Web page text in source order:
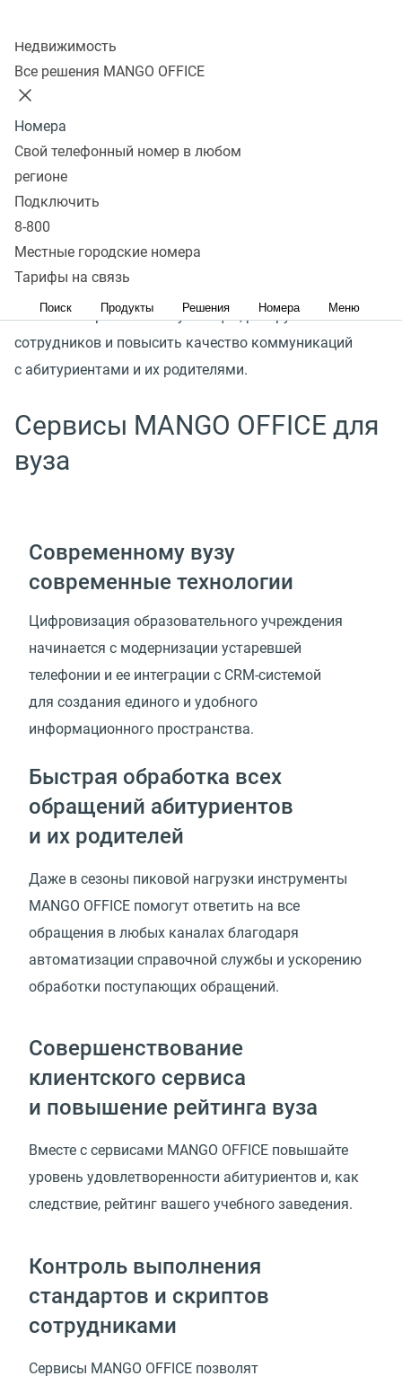
Недвижимость
Все решения MANGO OFFICE
Номера
Свой телефонный номер в любом
регионе
Подключить
8-800
Местные городские номера
Тарифы на связь
Поиск Продукты Решения Номера Меню
Организация работы приемной комиссии учебного
заведения связана с необходимостью постоянной
коммуникации и качественной обработкой большого
потока входящих вопросов и информации. Важно
не потерять ни одного запроса, ведь от этого зависит
выполнение плана по набору абитуриентов и рейтинг
вуза.
Комплекс инструментов MANGO OFFICE поможет
реализовать единое цифровое пространство,
автоматизировать консультации, разгрузить
сотрудников и повысить качество коммуникаций
с абитуриентами и их родителями.
Сервисы MANGO OFFICE для
вуза
Современному вузу
современные технологии
Цифровизация образовательного учреждения
начинается с модернизации устаревшей
телефонии и ее интеграции с CRM-системой
для создания единого и удобного
информационного пространства.
Быстрая обработка всех
обращений абитуриентов
и их родителей
Даже в сезоны пиковой нагрузки инструменты
MANGO OFFICE помогут ответить на все
обращения в любых каналах благодаря
автоматизации справочной службы и ускорению
обработки поступающих обращений.
Совершенствование
клиентского сервиса
и повышение рейтинга вуза
Вместе с сервисами MANGO OFFICE повышайте
уровень удовлетворенности абитуриентов и, как
следствие, рейтинг вашего учебного заведения.
Контроль выполнения
стандартов и скриптов
сотрудниками
Сервисы MANGO OFFICE позволят